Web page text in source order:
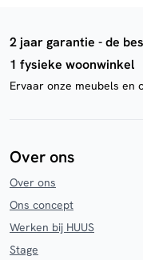
2 jaar garantie - de
1 fysieke woonwinkel
Ervaar onze meubels en
Over ons
Over ons
Ons concept
Werken bij HUUS
Stage